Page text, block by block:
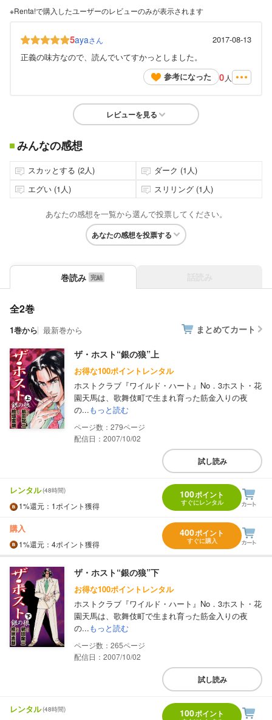
※Renta!で購入したユーザーのレビューのみが表示されます
5ayaさん
2017-08-13
正義の味方なので、読んでいてすかっとしました。
参考になった
0 人
レビューを見る
みんなの感想
スカッとする (2人)
ダーク (1人)
エグい (1人)
スリリング (1人)
あなたの感想を一覧から選んで投票してください。
あなたの感想を投票する
巻読み
全2巻
1巻から 最新巻から まとめてカート
ザ・ホスト“銀の狼”上
お得な100ポイントレンタル
ホストクラブ『ワイルド・ハート』No．3ホスト・花
園天馬は、歌舞伎町で生まれ育った筋金入りの夜
の...もっと読む
279
配信日：2007/10/02
試し読み
レンタル(48時間)
1%還元 ：1ポイント獲得
100ポイント
すぐにレンタル
購入
1%還元 ：4ポイント獲得
400ポイント
すぐに購入
ザ・ホスト“銀の狼”下
お得な100ポイントレンタル
ホストクラブ『ワイルド・ハート』No．3ホスト・花
園天馬は、歌舞伎町で生まれ育った筋金入りの夜
の...もっと読む
265
配信日：2007/10/02
試し読み
レンタル(48時間) 100ポイント